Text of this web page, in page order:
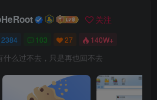
开发才逐步建立起来的新团队的第
有多出类拔萃，更不可能像那些激
样，成为年度游戏级别的旷世神作
行业的一般客观规律了。
关注
2384 103 27 140W+
什么过不去，只是再也回不去